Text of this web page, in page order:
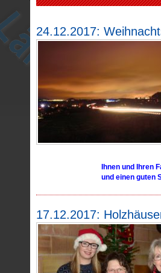
24.12.2017:
Ihnen und Ihren
und einen guten
17.12.2017: